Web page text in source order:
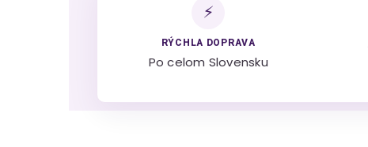
⚡
RÝCHLA DOPRAVA
Po celom Slovensku